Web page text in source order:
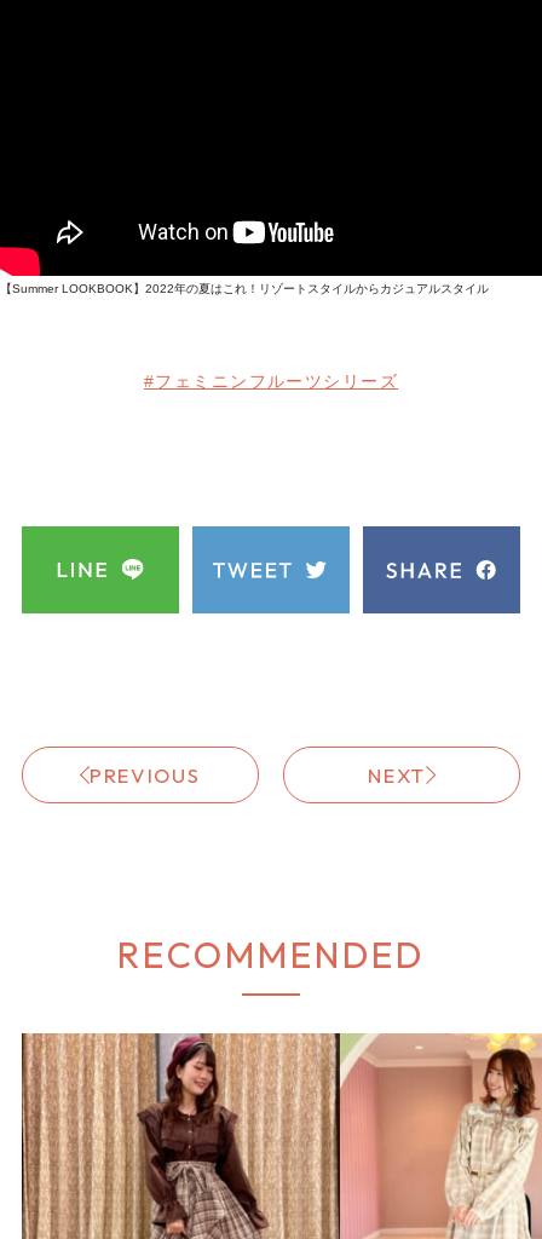
【Summer LOOKBOOK】2022年の夏はこれ！リゾートスタイルからカジュアルスタイル
#フェミニンフルーツシリーズ
PREVIOUS NEXT
RECOMMENDED